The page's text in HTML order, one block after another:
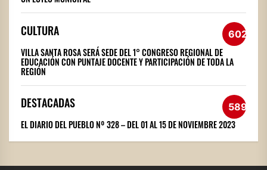
CULTURA 602
VILLA SANTA ROSA SERÁ SEDE DEL 1° CONGRESO REGIONAL DE
EDUCACIÓN CON PUNTAJE DOCENTE Y PARTICIPACIÓN DE TODA LA
REGIÓN
DESTACADAS 589
EL DIARIO DEL PUEBLO Nº 328 – DEL 01 AL 15 DE NOVIEMBRE 2023